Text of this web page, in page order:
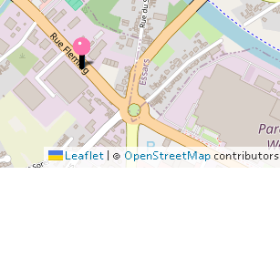
Leaflet © OpenStreetMap contributors